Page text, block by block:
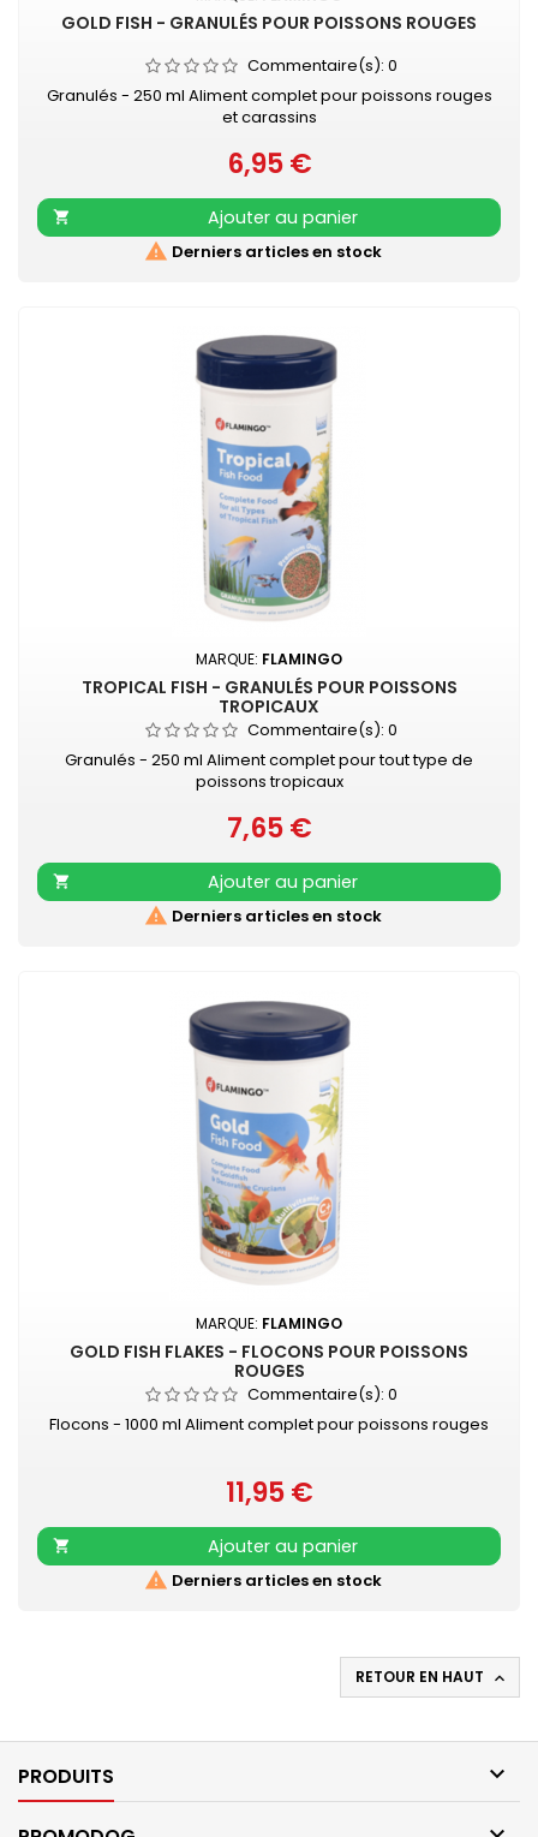
GOLD FISH - GRANULÉS POUR POISSONS ROUGES
Commentaire(s): 0
Granulés - 250 ml Aliment complet pour poissons rouges
et carassins
Prix
6,95 €

Ajouter au panier
 Derniers articles en stock
MARQUE: FLAMINGO
TROPICAL FISH - GRANULÉS POUR POISSONS
TROPICAUX
Commentaire(s): 0
Granulés - 250 ml Aliment complet pour tout type de
poissons tropicaux
Prix
7,65 €

Ajouter au panier
 Derniers articles en stock
MARQUE: FLAMINGO
GOLD FISH FLAKES - FLOCONS POUR POISSONS
ROUGES
Commentaire(s): 0
Flocons - 1000 ml Aliment complet pour poissons rouges
Prix
11,95 €

Ajouter au panier
 Derniers articles en stock
RETOUR EN HAUT 
PRODUITS 